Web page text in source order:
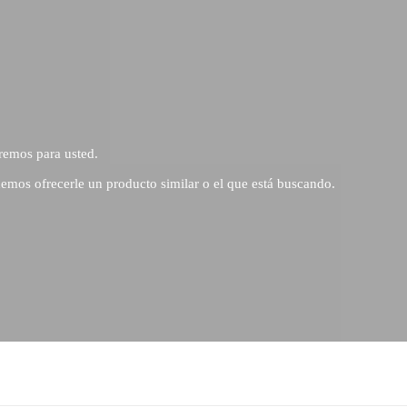
para usted.
ofrecerle un producto similar o el que está buscando.